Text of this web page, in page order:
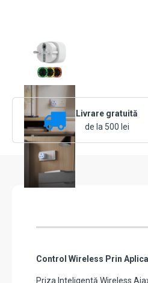
Livrare gratuită
de la 500 lei
Control Wireless Prin
Priza Inteligentă Wireless